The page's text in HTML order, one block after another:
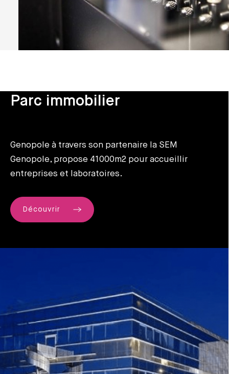
Parc immobilier
Genopole à travers son partenaire la SEM
Genopole, propose 41000m2 pour accueillir
entreprises et laboratoires.
Découvrir